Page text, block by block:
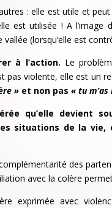
: elle est utile et
est utilisée ! A
(lorsqu’elle est
à l’action. Le
pas violente, elle est un
» et non pas « tu
qu’elle devient
situations de la
des
avec la colère
exprimée avec